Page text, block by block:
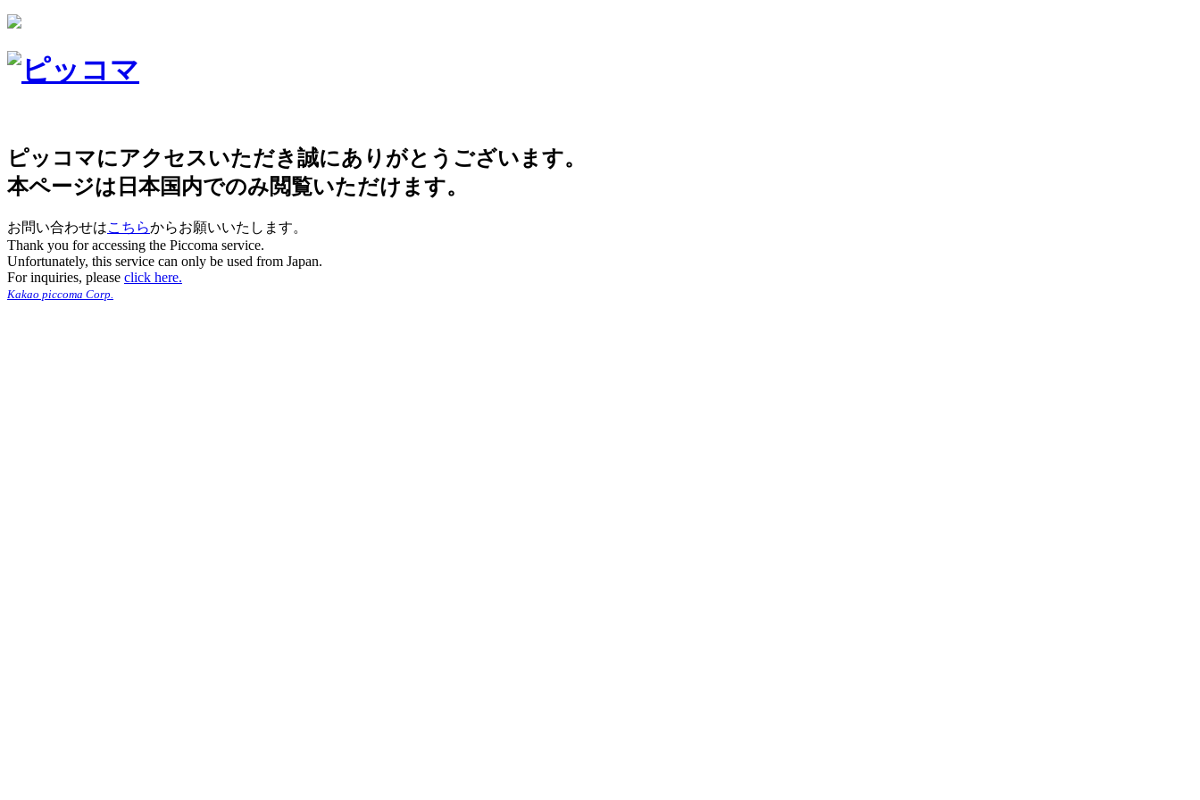
ピッコマにアクセスいただき誠にありがとうございます。
本ページは日本国内でのみ閲覧いただけます。
お問い合わせはこちらからお願いいたします。
Thank you for accessing the Piccoma service.
Unfortunately, this service can only be used from Japan.
For inquiries, please click here.
Kakao piccoma Corp.